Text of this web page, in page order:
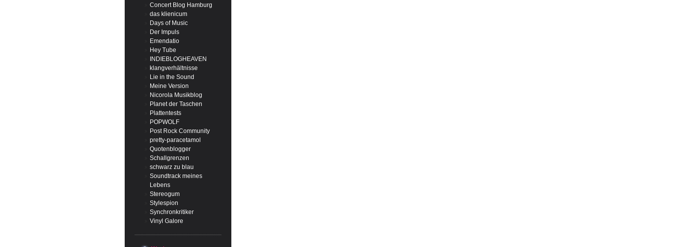
Concert Blog Hamburg
das klienicum
Days of Music
Der Impuls
Emendatio
Hey Tube
INDIEBLOGHEAVEN
klangverhältnisse
Lie in the Sound
Meine Version
Nicorola Musikblog
Planet der Taschen
Plattentests
POPWOLF
Post Rock Community
pretty-paracetamol
Quotenblogger
Schallgrenzen
schwarz zu blau
Soundtrack meines
Lebens
Stereogum
Stylespion
Synchronkritiker
Vinyl Galore